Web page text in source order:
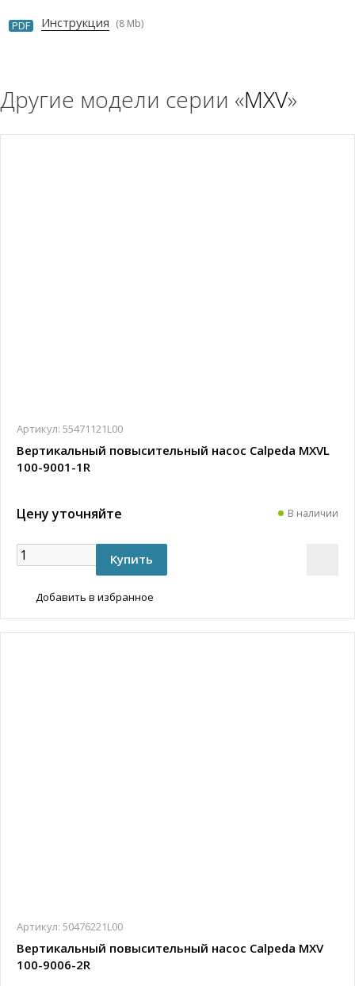
PDF Инструкция (8 Mb)
Другие модели серии «MXV»
Артикул: 55471121L00
Вертикальный повысительный насос Calpeda MXVL
100-9001-1R
Цену уточняйте В наличии
Добавить в избранное
Артикул: 50476221L00
Вертикальный повысительный насос Calpeda MXV
100-9006-2R